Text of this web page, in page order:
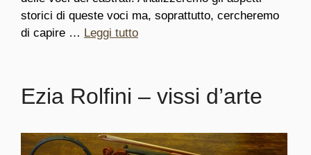
storici di queste voci ma, soprattutto, cercheremo
di capire … Leggi tutto
Ezia Rolfini – vissi d’arte